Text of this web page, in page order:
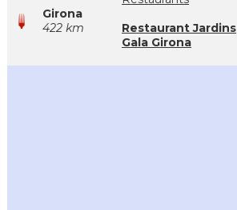
Girona
422 km
Restaurant Jardins
Gala Girona